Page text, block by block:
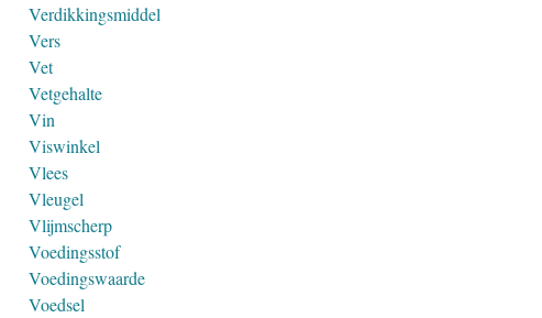
Verdikkingsmiddel
Vers
Vet
Vetgehalte
Vin
Viswinkel
Vlees
Vleugel
Vlijmscherp
Voedingsstof
Voedingswaarde
Voedsel